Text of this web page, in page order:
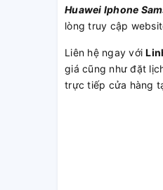
Huawei Iphone
lòng truy cập
Liên hệ ngay với
giá cũng như đặt
trực tiếp cửa hàng